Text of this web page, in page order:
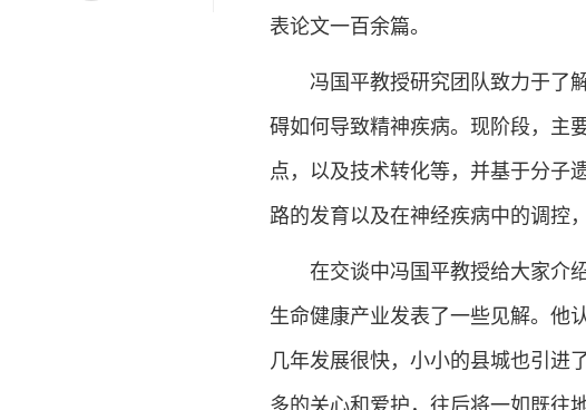
表论文一百余篇。
冯国平教授研究团队致力于了解
碍如何导致精神疾病。现阶段，主
点，以及技术转化等，并基于分子
路的发育以及在神经疾病中的调控
在交谈中冯国平教授给大家介绍
生命健康产业发表了一些见解。他
几年发展很快，小小的县城也引进
多的关心和爱护，往后将一如既往